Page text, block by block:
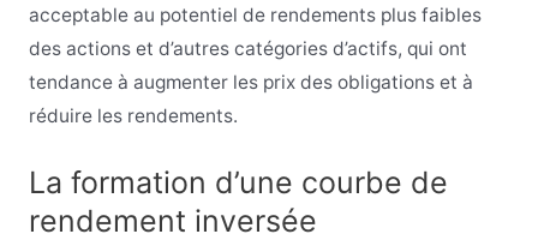
acceptable au potentiel de rendements plus faibles
des actions et d’autres catégories d’actifs, qui ont
tendance à augmenter les prix des obligations et à
réduire les rendements.
La formation d’une courbe de
rendement inversée